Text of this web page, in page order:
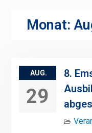
Monat:
AUG.
29
8.